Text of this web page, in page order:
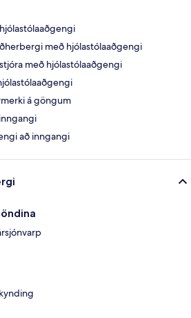
með hjólastólaaðgengi
með hjólastólaaðgengi
á göngum
að inngangi